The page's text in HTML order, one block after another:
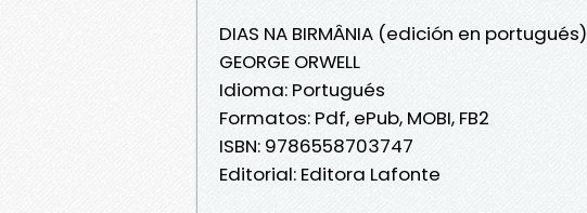
DIAS NA BIRMÂNIA (edición en portugués)
GEORGE ORWELL
Idioma: Portugués
Formatos: Pdf, ePub, MOBI, FB2
ISBN: 9786558703747
Editorial: Editora Lafonte